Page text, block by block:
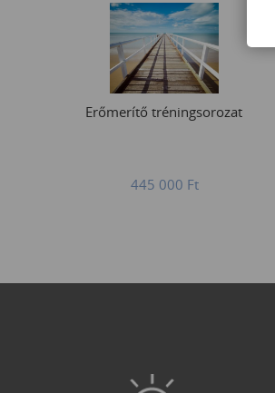
Erőmerítő tréningsorozat
445 000 Ft